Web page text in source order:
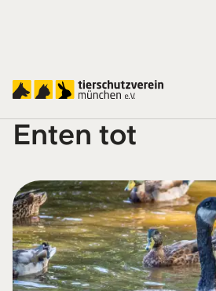
Trocken Brot
Enten tot